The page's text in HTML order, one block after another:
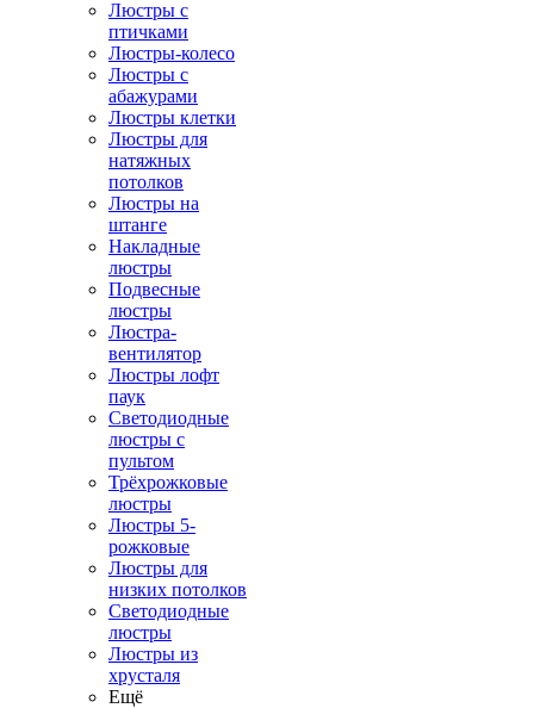
Люстры с
птичками
Люстры-колесо
Люстры с
абажурами
Люстры клетки
Люстры для
натяжных
потолков
Люстры на
штанге
Накладные
люстры
Подвесные
люстры
Люстра-
вентилятор
Люстры лофт
паук
Светодиодные
люстры с
пультом
Трёхрожковые
люстры
Люстры 5-
рожковые
Люстры для
низких потолков
Cветодиодные
люстры
Люстры из
хрусталя
Ещё